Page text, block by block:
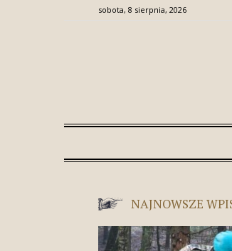
sobota, 8 sierpnia, 2026
NAJNOWSZE